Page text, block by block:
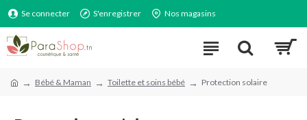
Se connecter S'enregistrer Nos magasins
Bébé & Maman Toilette et soins bébé Protection solaire